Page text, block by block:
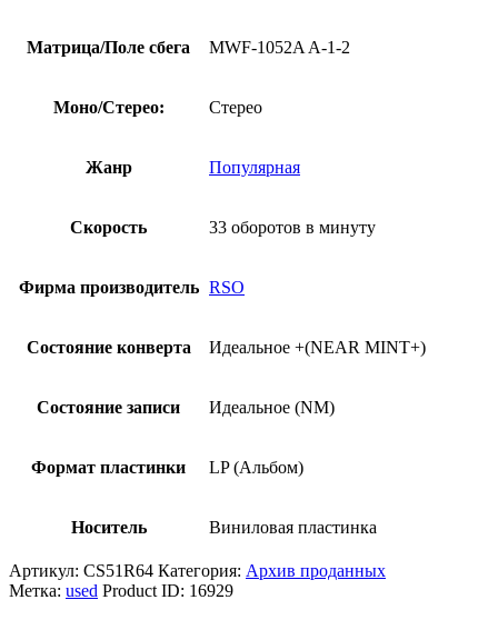
Матрица/Поле сбега MWF-1052A A-1-2
Моно/Стерео: Стерео
Жанр Популярная
Скорость 33 оборотов в минуту
Фирма производитель RSO
Состояние конверта Идеальное +(NEAR MINT+)
Состояние записи Идеальное (NM)
Формат пластинки LP (Альбом)
Носитель Виниловая пластинка
Артикул: CS51R64 Категория: Архив проданных
Метка: used Product ID: 16929